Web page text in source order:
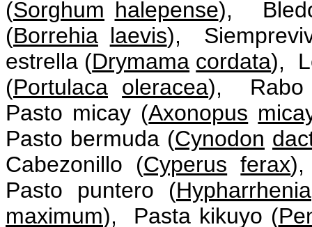
(Sorghum halepense),
(Borrehia laevis),
estrella (Drymama cordata),
(Portulaca oleracea), Rabo
Pasto micay (Axonopus
Pasto bermuda (Cynodon
Cabezonillo (Cyperus ferax
Pasto puntero (Hypharrhenia
maximum), Pasta kikuyo (